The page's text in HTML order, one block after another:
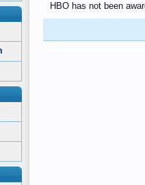
HBO has not been